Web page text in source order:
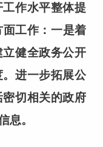
作水平整体提
工作： 一是着
立健全政务公开
进一步拓展公
切相关的政府
息。